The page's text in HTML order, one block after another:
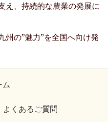
、持続的な農業の発展に
州の”魅力”を全国へ向け発
ム
よくあるご質問